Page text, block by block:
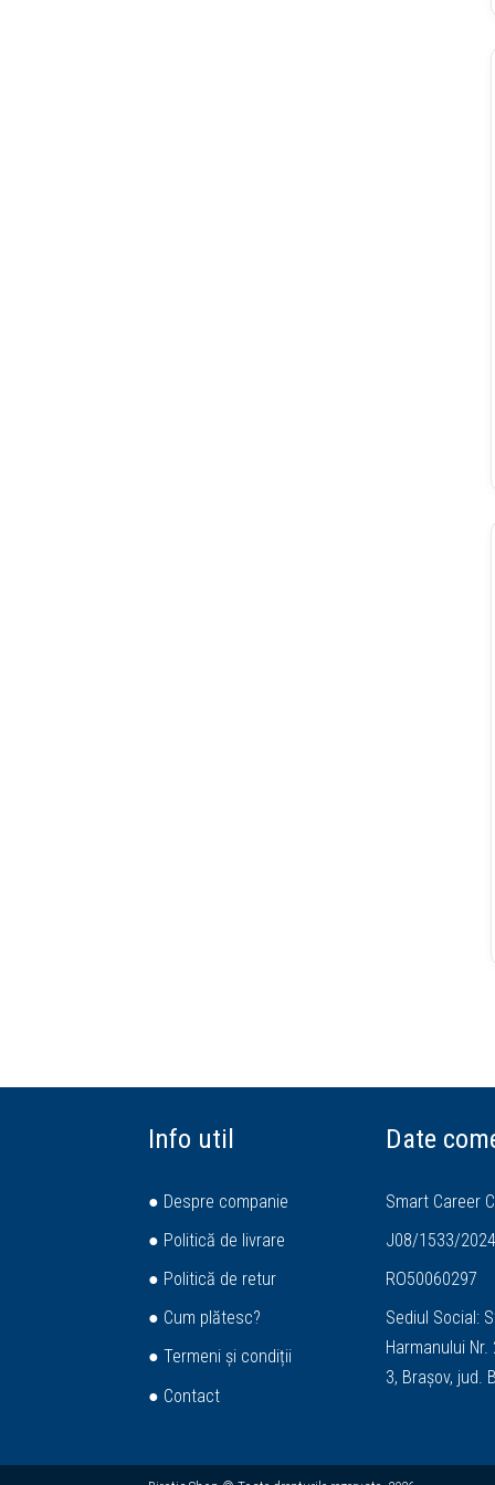
Info util
● Despre companie
● Politică de livrare
● Politică de retur
● Cum plătesc?
● Termeni și condiții
● Contact
Date
Smart Career
J08/1533/2024
RO50060297
Sediul Social:
Harmanului
3, Brașov, jud.